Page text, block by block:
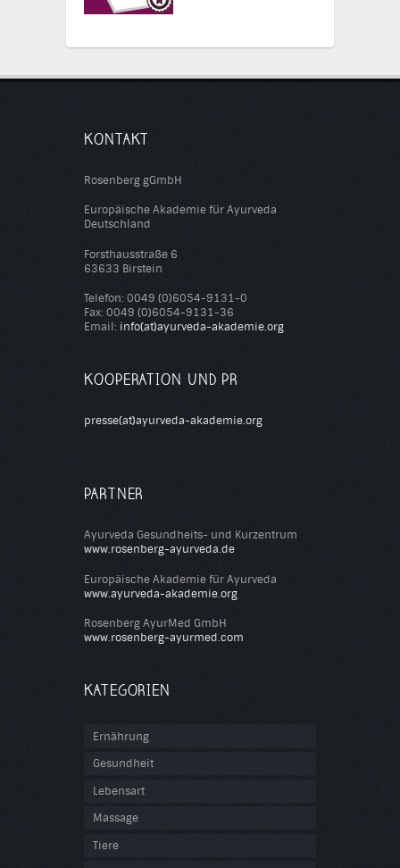
KONTAKT
Rosenberg gGmbH
Europäische Akademie für Ayurveda
Deutschland
Forsthausstraße 6
63633 Birstein
Telefon: 0049 (0)6054-9131-0
Fax: 0049 (0)6054-9131-36
Email: info(at)ayurveda-akademie.org
KOOPERATION UND PR
presse(at)ayurveda-akademie.org
PARTNER
Ayurveda Gesundheits- und Kurzentrum
www.rosenberg-ayurveda.de
Europäische Akademie für Ayurveda
www.ayurveda-akademie.org
Rosenberg AyurMed GmbH
www.rosenberg-ayurmed.com
KATEGORIEN
Ernährung
Gesundheit
Lebensart
Massage
Tiere